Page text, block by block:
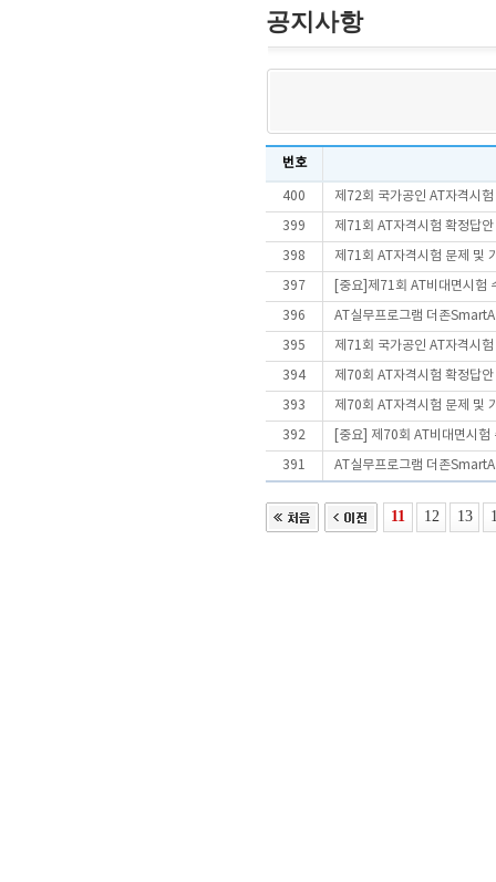
공지사항
번호
400 제72회 국가공인 AT자격시
399 제71회 AT자격시험 확정답
398 제71회 AT자격시험 문제 및
397 [중요]제71회 AT비대면시험
396 AT실무프로그램 더존
395 제71회 국가공인 AT자격시
394 제70회 AT자격시험 확정답
393 제70회 AT자격시험 문제 및
392 [중요] 제70회 AT비대면시험
391 AT실무프로그램 더존
11 12 13